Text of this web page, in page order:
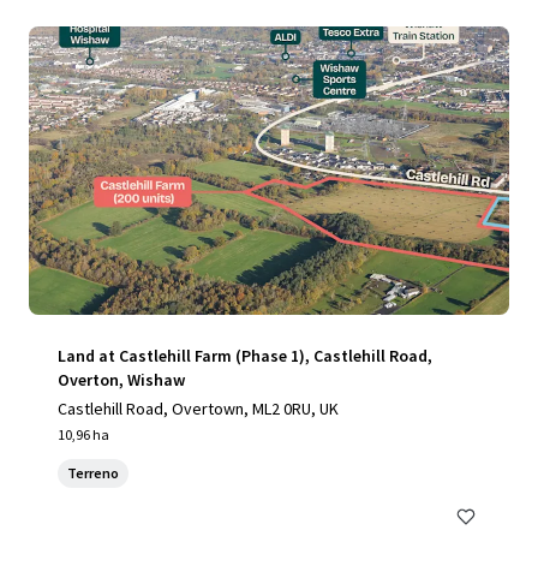
Land at Castlehill Farm (Phase 1), Castlehill Road,
Overton, Wishaw
Castlehill Road, Overtown, ML2 0RU, UK
10,96 ha
Terreno